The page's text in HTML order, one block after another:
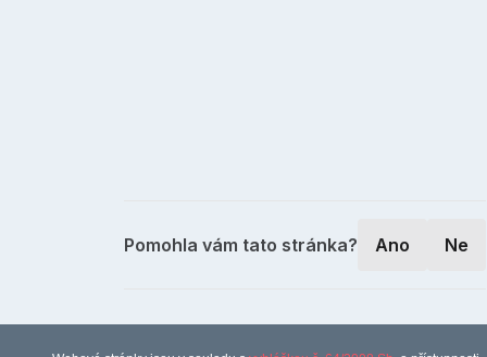
Pomohla vám tato stránka? Ano Ne